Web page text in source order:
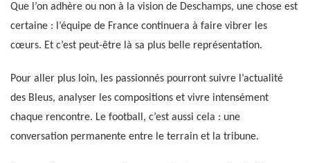
Que l’on adhère ou non à la vision de Deschamps, une chose est
certaine : l’équipe de France continuera à faire vibrer les
cœurs. Et c’est peut-être là sa plus belle représentation.
Pour aller plus loin, les passionnés pourront suivre l’actualité
des Bleus, analyser les compositions et vivre intensément
chaque rencontre. Le football, c’est aussi cela : une
conversation permanente entre le terrain et la tribune.